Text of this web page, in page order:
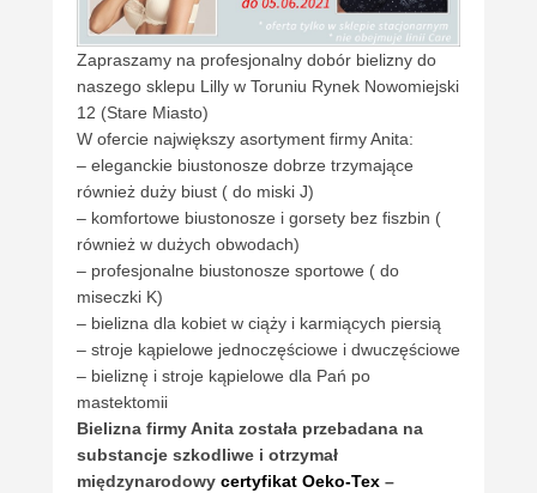
Zapraszamy na profesjonalny dobór bielizny do
naszego sklepu Lilly w Toruniu Rynek Nowomiejski
12 (Stare Miasto)
W ofercie największy asortyment firmy Anita:
– eleganckie biustonosze dobrze trzymające
również duży biust ( do miski J)
– komfortowe biustonosze i gorsety bez fiszbin (
również w dużych obwodach)
– profesjonalne biustonosze sportowe ( do
miseczki K)
– bielizna dla kobiet w ciąży i karmiących piersią
– stroje kąpielowe jednoczęściowe i dwuczęściowe
– bieliznę i stroje kąpielowe dla Pań po
mastektomii
Bielizna firmy Anita została przebadana na
substancje szkodliwe i otrzymał
międzynarodowy certyfikat Oeko-Tex –